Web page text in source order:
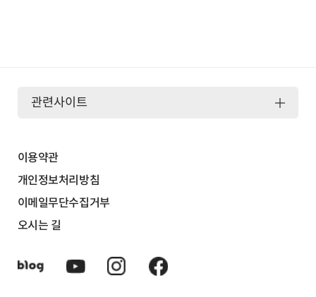
이용약관
개인정보처리방침
이메일무단수집거부
오시는 길
관련사이트